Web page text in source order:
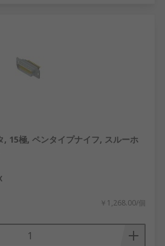
, 15極, ペンタイプナイフ, スルーホ
￥1,268.00/個